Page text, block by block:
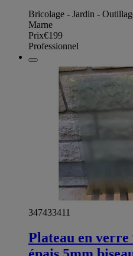
Bricolage - Jardin -
Marne
Prix€199
Professionnel
347433411
Plateau en verre